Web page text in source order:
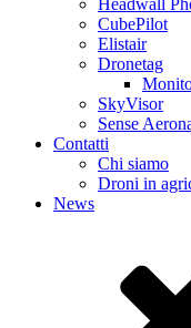
Headwall
CubePilot
Elistair
Dronetag
SkyVisor
Sense
Contatti
Chi siamo
Droni in
News